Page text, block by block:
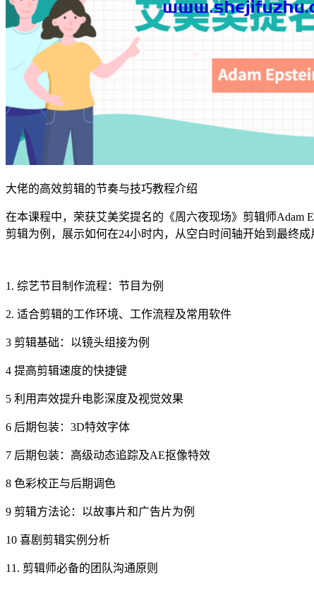
大佬的高效剪辑的节奏与技巧教程介绍
在本课程中，荣获艾美奖提名的《周六夜现场》剪辑师Adam
剪辑为例，展示如何在24小时内，从空白时间轴开始到最终成
1. 综艺节目制作流程：节目为例
2. 适合剪辑的工作环境、工作流程及常用软件
3 剪辑基础：以镜头组接为例
4 提高剪辑速度的快捷键
5 利用声效提升电影深度及视觉效果
6 后期包装：3D特效字体
7 后期包装：高级动态追踪及AE抠像特效
8 色彩校正与后期调色
9 剪辑方法论：以故事片和广告片为例
10 喜剧剪辑实例分析
11. 剪辑师必备的团队沟通原则